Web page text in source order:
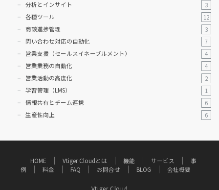
分析とインサイト
3
各種ツール
12
商談進捗管理
3
問い合わせ対応の自動化
7
営業支援（セールスイネーブルメント）
4
営業業務の自動化
4
営業活動の高度化
2
学習管理（LMS）
1
情報共有とチーム連携
6
生産性向上
6
HOME Vtiger Cloudとは 機能 サービス
事
例
料金 FAQ お問合せ BLOG 会社概要